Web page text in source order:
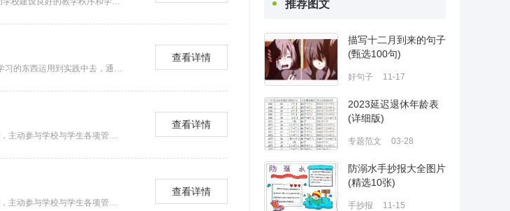
心得体会是指一种读书、实践后所写的感受性文字。语言类读书心得同数学札记相近;体会是指将学习的东西运用到实践中去，通过实践反思学习内容并记录下来的文字，近似于经验总结...
查看详情
学生会是学校党委领导下、团委指导下的主要学生组织，“服务同学”是它的宗旨，它提倡自我管理，主动参与学校与学生各项管理，尽心尽力地完成学校常规管理的各项工作。还创造性地...
查看详情
学生会是学校党委领导下、团委指导下的主要学生组织，“服务同学”是它的宗旨，它提倡自我管理，主动参与学校与学生各项管理，尽心尽力地完成学校常规管理的各项工作。还创造性地...
查看详情
推荐图文
描写十二月到来的句子
(甄选100句)
好句子 11-17
2023延迟退休年龄表
(详细版)
专题范文 03-28
防溺水手抄报大全图片
(精选10张)
手抄报 11-15